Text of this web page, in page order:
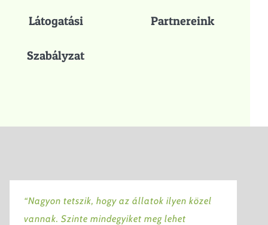
Látogatási
Szabályzat
Partnereink
“Nagyon tetszik, hogy az állatok ilyen közel
vannak. Szinte mindegyiket meg lehet